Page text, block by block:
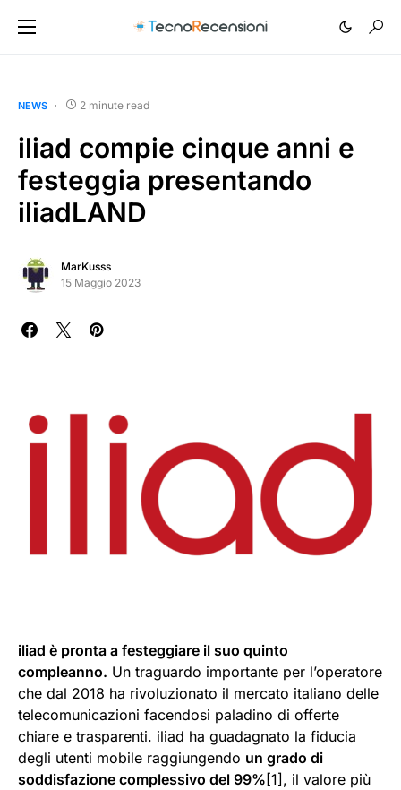
NEWS 2 minute read
iliad compie cinque anni e
festeggia presentando
iliadLAND
MarKusss
15 Maggio 2023
iliad è pronta a festeggiare il suo quinto
compleanno. Un traguardo importante per l’operatore
che dal 2018 ha rivoluzionato il mercato italiano delle
telecomunicazioni facendosi paladino di offerte
chiare e trasparenti. iliad ha guadagnato la fiducia
degli utenti mobile raggiungendo un grado di
soddisfazione complessivo del 99%[1], il valore più